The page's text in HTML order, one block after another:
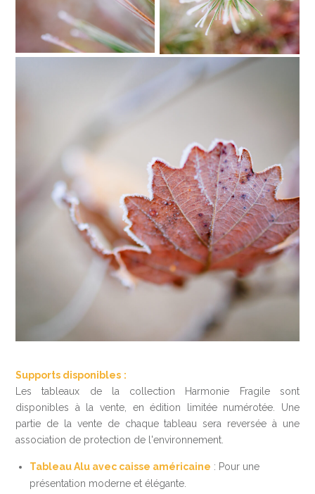
Supports disponibles :
Les tableaux de la collection Harmonie Fragile sont
disponibles à la vente, en édition limitée numérotée. Une
partie de la vente de chaque tableau sera reversée à une
association de protection de l'environnement.
Tableau Alu avec caisse américaine : Pour une
présentation moderne et élégante.